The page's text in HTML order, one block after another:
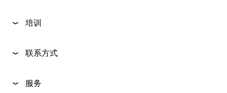
培训
联系方式
服务